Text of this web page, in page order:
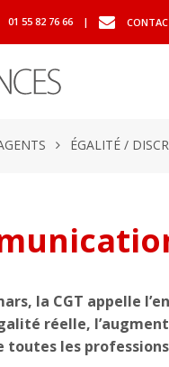
01 55 82 76 66 |
ÉGALITÉ /
la CGT appelle
réelle,
toutes les